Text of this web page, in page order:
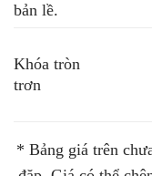
bản lề.
Khóa tròn
trơn
* Bảng giá trên